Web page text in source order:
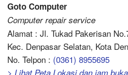
Goto Computer
Computer repair service
Alamat : Jl. Tukad Pakerisan
Kec. Denpasar Selatan, Kota
No. Telpon : (0361) 8955695
> Lihat Peta Lokasi dan jam